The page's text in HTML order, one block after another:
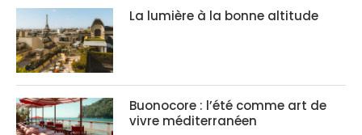
La lumière à la bonne altitude
Buonocore : l’été comme art de
vivre méditerranéen